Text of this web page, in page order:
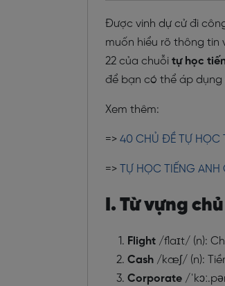
Được vinh dự cử đi
muốn hiểu rõ thông tin
22 của chuỗi tự học
để bạn có thể áp dụng
Xem thêm:
=> 40 CHỦ ĐỀ TỰ HỌC
=> TỰ HỌC TIẾNG
I. Từ vựng
Flight /flaɪt/ (n):
Cash /kæʃ/ (n):
Corporate /